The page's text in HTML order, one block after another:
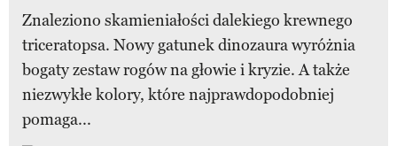
Znaleziono skamieniałości dalekiego krewnego
triceratopsa. Nowy gatunek dinozaura wyróżnia
bogaty zestaw rogów na głowie i kryzie. A także
niezwykłe kolory, które najprawdopodobniej
pomaga...